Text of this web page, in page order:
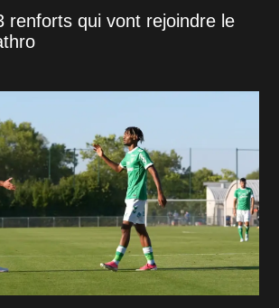
renforts qui vont rejoindre le